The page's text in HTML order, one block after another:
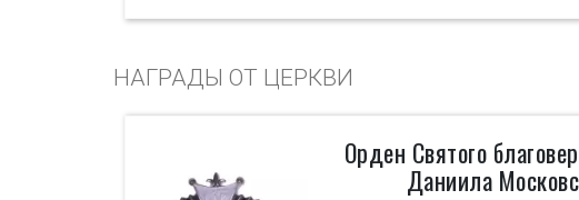
НАГРАДЫ ОТ ЦЕРКВИ
Орден Святого
Даниила